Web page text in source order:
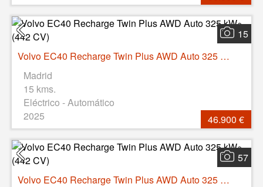
15
Volvo EC40 Recharge Twin Plus AWD Auto 325 kW (442 CV)
Madrid
15 kms.
Eléctrico - Automático
2025
46.900 €
57
Volvo EC40 Recharge Twin Plus AWD Auto 325 kW (442 CV)